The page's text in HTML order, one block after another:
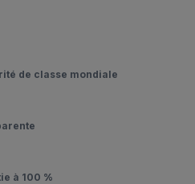
de classe mondiale
à 100 %